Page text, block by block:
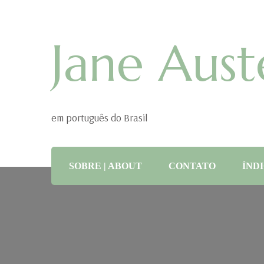
Jane
em português do Brasil
SOBRE | ABOUT CONTATO